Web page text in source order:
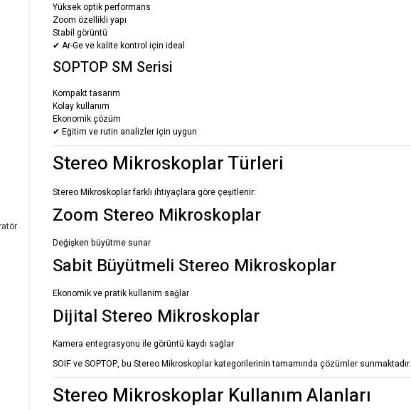
Yüksek optik performans
Zoom özellikli yapı
Stabil görüntü
✔ Ar-Ge ve kalite kontrol için ideal
SOPTOP SM Serisi
Kompakt tasarım
Kolay kullanım
Ekonomik çözüm
✔ Eğitim ve rutin analizler için uygun
Stereo Mikroskoplar Türleri
Stereo Mikroskoplar farklı ihtiyaçlara göre çeşitlenir:
Zoom Stereo Mikroskoplar
Değişken büyütme sunar
Sabit Büyütmeli Stereo Mikroskoplar
Ekonomik ve pratik kullanım sağlar
Dijital Stereo Mikroskoplar
Kamera entegrasyonu ile görüntü kaydı sağlar
SOIF ve SOPTOP, bu Stereo Mikroskoplar kategorilerinin tamamında çözümler sunmaktadır.
Stereo Mikroskoplar Kullanım Alanları